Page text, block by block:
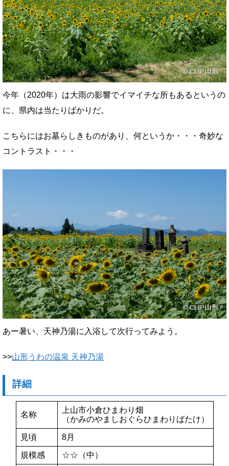
今年（2020年）は大雨の影響でイマイチな所もあるというの
に、県内は当たりばかりだ。
こちらにはお墓らしきものがあり、何というか・・・奇妙な
コントラスト・・・
あー暑い、天神乃湯に入浴して次行ってみよう。
>>山形うわの温泉 天神乃湯
詳細
名称
上山市小倉ひまわり畑
（かみのやましおぐらひまわりばたけ）
見頃 8月
規模感 ☆☆（中）